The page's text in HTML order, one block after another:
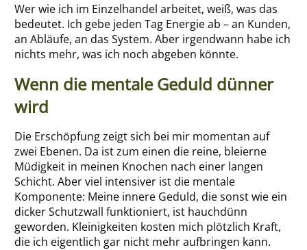
Wer wie ich im Einzelhandel arbeitet, weiß, was das
bedeutet. Ich gebe jeden Tag Energie ab – an Kunden,
an Abläufe, an das System. Aber irgendwann habe ich
nichts mehr, was ich noch abgeben könnte.
Wenn die mentale Geduld dünner
wird
Die Erschöpfung zeigt sich bei mir momentan auf
zwei Ebenen. Da ist zum einen die reine, bleierne
Müdigkeit in meinen Knochen nach einer langen
Schicht. Aber viel intensiver ist die mentale
Komponente: Meine innere Geduld, die sonst wie ein
dicker Schutzwall funktioniert, ist hauchdünn
geworden. Kleinigkeiten kosten mich plötzlich Kraft,
die ich eigentlich gar nicht mehr aufbringen kann.